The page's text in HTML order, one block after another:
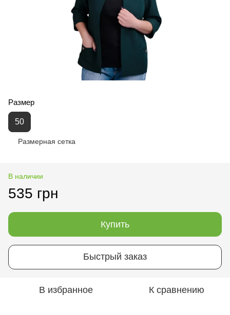
Размер
50
Размерная сетка
В наличии
535 грн
Купить
Быстрый заказ
В избранное К сравнению